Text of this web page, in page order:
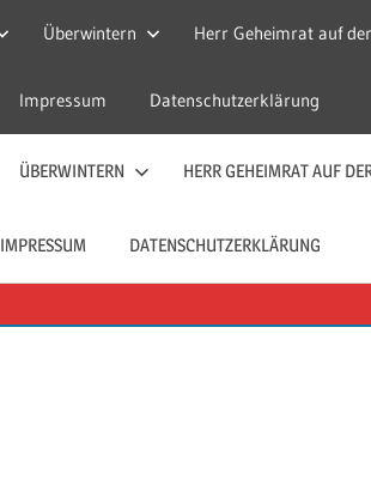
Überwintern Herr Geheimrat auf
Impressum Datenschutzerklärung
ÜBERWINTERN HERR GEHEIMRAT AUF
IMPRESSUM DATENSCHUTZERKLÄRUNG